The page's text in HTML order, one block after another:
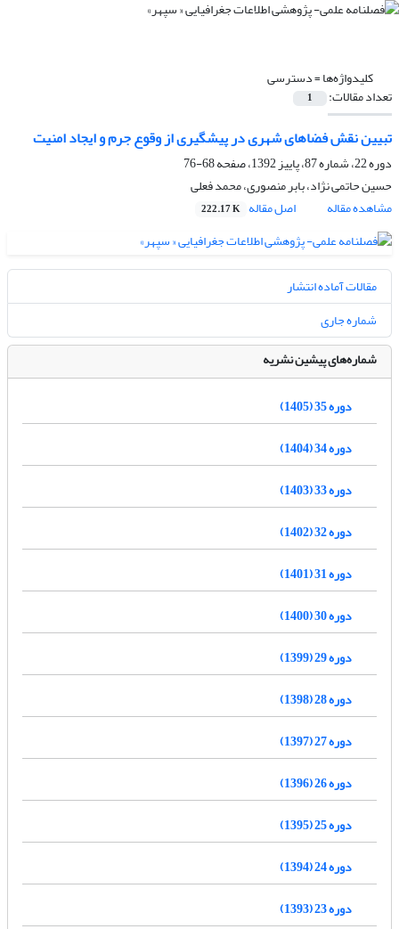
کلیدواژه‌ها =دسترسی
تعداد مقالات: 1
تبیین نقش فضاهای شهری در پیشگیری از وقوع جرم و ایجاد امنیت
دوره 22، شماره 87، پاییز 1392، صفحه
68-76
حسین حاتمی نژاد، بابر منصوری، محمد فعلی
مشاهده مقاله
اصل مقاله 222.17 K
مقالات آماده انتشار
شماره جاری
شماره‌های پیشین نشریه
دوره 35 (1405)
دوره 34 (1404)
دوره 33 (1403)
دوره 32 (1402)
دوره 31 (1401)
دوره 30 (1400)
دوره 29 (1399)
دوره 28 (1398)
دوره 27 (1397)
دوره 26 (1396)
دوره 25 (1395)
دوره 24 (1394)
دوره 23 (1393)